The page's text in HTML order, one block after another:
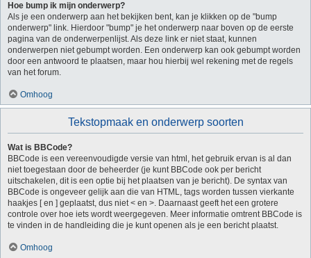
Hoe bump ik mijn onderwerp?
Als je een onderwerp aan het bekijken bent, kan je klikken op de "bump
onderwerp" link. Hierdoor "bump" je het onderwerp naar boven op de eerste
pagina van de onderwerpenlijst. Als deze link er niet staat, kunnen
onderwerpen niet gebumpt worden. Een onderwerp kan ook gebumpt worden
door een antwoord te plaatsen, maar hou hierbij wel rekening met de regels
van het forum.
Omhoog
Tekstopmaak en onderwerp soorten
Wat is BBCode?
BBCode is een vereenvoudigde versie van html, het gebruik ervan is al dan
niet toegestaan door de beheerder (je kunt BBCode ook per bericht
uitschakelen, dit is een optie bij het plaatsen van je bericht). De syntax van
BBCode is ongeveer gelijk aan die van HTML, tags worden tussen vierkante
haakjes [ en ] geplaatst, dus niet < en >. Daarnaast geeft het een grotere
controle over hoe iets wordt weergegeven. Meer informatie omtrent BBCode is
te vinden in de handleiding die je kunt openen als je een bericht plaatst.
Omhoog